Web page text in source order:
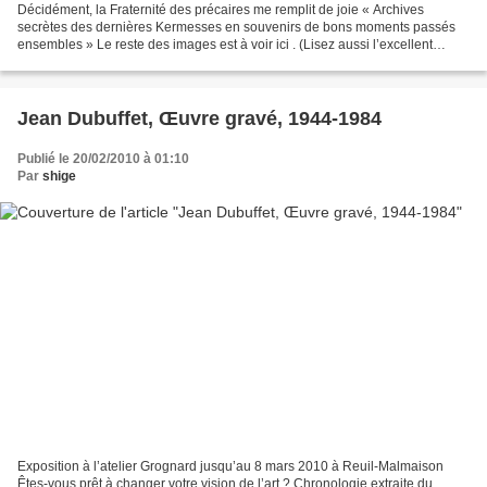
Décidément, la Fraternité des précaires me remplit de joie « Archives
secrètes des dernières Kermesses en souvenirs de bons moments passés
ensembles » Le reste des images est à voir ici . (Lisez aussi l’excellent
Jean Dubuffet, Œuvre gravé, 1944-1984
Publié le 20/02/2010 à 01:10
Par shige
Exposition à l’atelier Grognard jusqu’au 8 mars 2010 à Reuil-Malmaison
Êtes-vous prêt à changer votre vision de l’art ? Chronologie extraite du